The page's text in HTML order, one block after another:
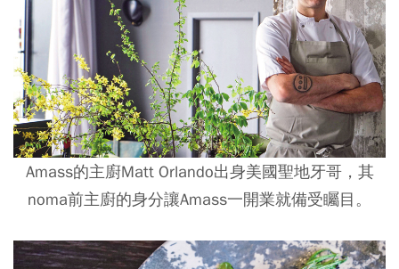
Amass的主廚Matt Orlando出身美國聖地牙哥，其
noma前主廚的身分讓Amass一開業就備受矚目。